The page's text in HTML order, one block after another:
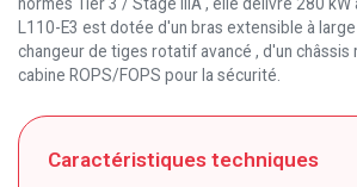
L110-E3 est dotée d'un bras extensible à
changeur de tiges rotatif avancé , d'un châssis
cabine ROPS/FOPS pour la sécurité
Caractéristiques techniques